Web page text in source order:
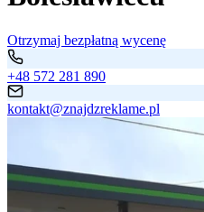
Otrzymaj bezpłatną wycenę
+48 572 281 890
kontakt@znajdzreklame.pl